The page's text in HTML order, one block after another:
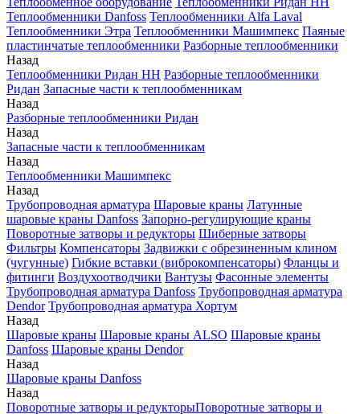
Теплообменники Danfoss Теплообменники Alfa Laval
Теплообменники Этра Теплообменники Машимпекс Паяные
пластинчатые теплообменники Разборные теплообменники
Назад
Теплообменники Ридан НН Разборные теплообменники
Ридан Запасные части к теплообменникам
Назад
Разборные теплообменники Ридан
Назад
Запасные части к теплообменникам
Назад
Теплообменники Машимпекс
Назад
Трубопроводная арматура Шаровые краны Латунные
шаровые краны Danfoss Запорно-регулирующие краны
Поворотные затворы и редукторы Шиберные затворы
Фильтры Компенсаторы Задвижки с обрезиненным клином
(чугунные) Гибкие вставки (виброкомпенсаторы) Фланцы и
фитинги Воздухоотводчики Вантузы Фасонные элементы
Трубопроводная арматура Danfoss Трубопроводная арматура
Dendor Трубопроводная арматура Хортум
Назад
Шаровые краны Шаровые краны ALSO Шаровые краны
Danfoss Шаровые краны Dendor
Назад
Шаровые краны Danfoss
Назад
Поворотные затворы и редукторыПоворотные затворы и